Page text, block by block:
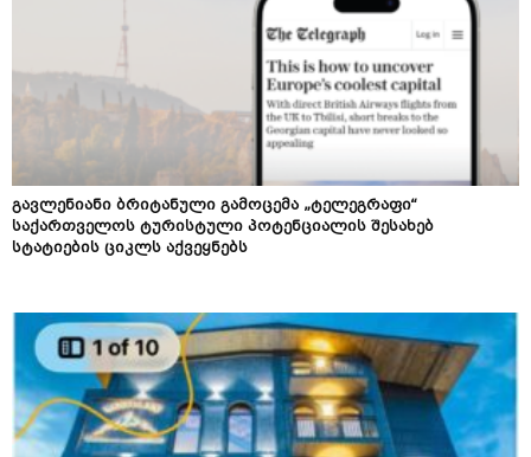
გავლენიანი ბრიტანული გამოცემა „ტელეგრაფი“
საქართველოს ტურისტული პოტენციალის შესახებ
სტატიების ციკლს აქვეყნებს